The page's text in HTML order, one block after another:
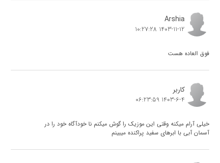
Arshia
1403-11-12 10:27:28
فوق العاده هست
کاربر
1403-6-4 06:23:59
خیلی آرام میکنه وقتی این موزیک را گوش میکنم نا خودآگاه خود را در
آسمان آبی با ابرهای سفید پراکنده میبینم